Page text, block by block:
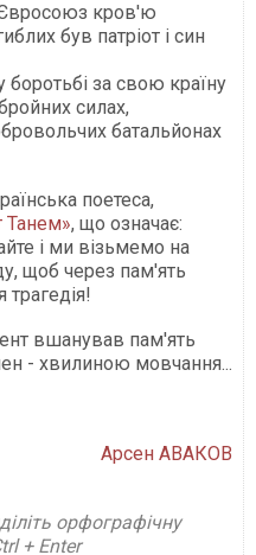
кров'ю
був патріот і син
боротьбі за свою країну
силах,
батальйонах
поетеса,
Танем», що означає:
і ми візьмемо на
щоб через пам'ять
трагедія!
вшанував пам'ять
- хвилиною мовчання...
Арсен АВАКОВ
орфографічну
+ Enter